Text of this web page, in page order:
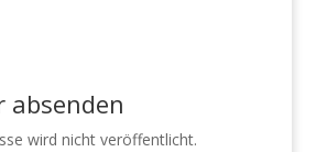
absenden
wird nicht veröffentlicht.